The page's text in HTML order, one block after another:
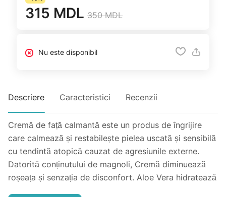
315 MDL 350 MDL
Nu este disponibil
Descriere Caracteristici Recenzii
Cremă de față calmantă este un produs de îngrijire
care calmează și restabilește pielea uscată și sensibilă
cu tendintă atopică cauzat de agresiunile externe.
Datorită conținutului de magnoli, Cremă diminuează
roșeața și senzația de disconfort. Aloe Vera hidratează